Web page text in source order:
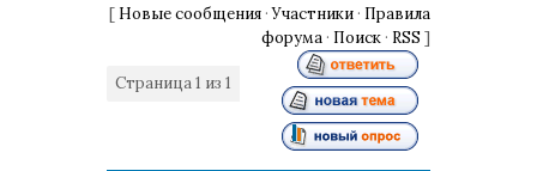
[ Новые сообщения ·Участники · Правила
форума · Поиск · RSS ]
Страница1 из 1